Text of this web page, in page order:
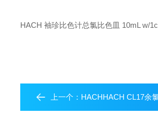
HACH 袖珍比色计总氯比色皿 10mL w/
上一个： HACHHACH CL17余